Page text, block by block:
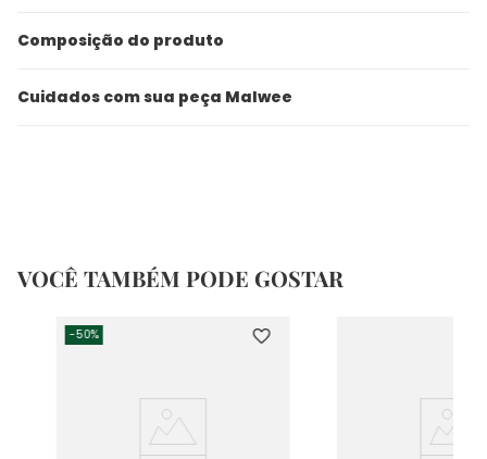
Composição do produto
Cuidados com sua peça Malwee
VOCÊ TAMBÉM PODE GOSTAR
-50%